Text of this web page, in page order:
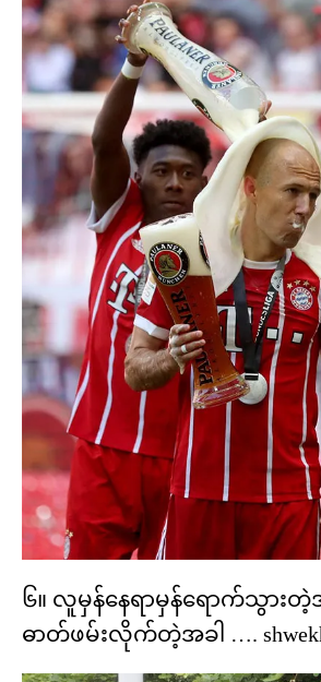
၆။ လူမှန်နေရာမှန်ရောက်သွား
ဓာတ်ဖမ်းလိုက်တဲ့အခါ ….